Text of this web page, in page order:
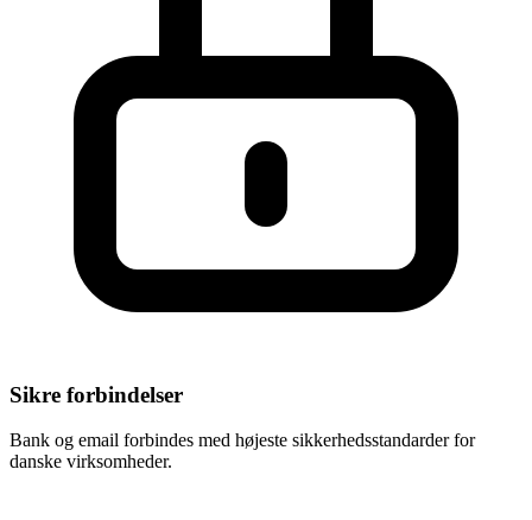
Sikre forbindelser
Bank og email forbindes med højeste sikkerhedsstandarder for
danske virksomheder.